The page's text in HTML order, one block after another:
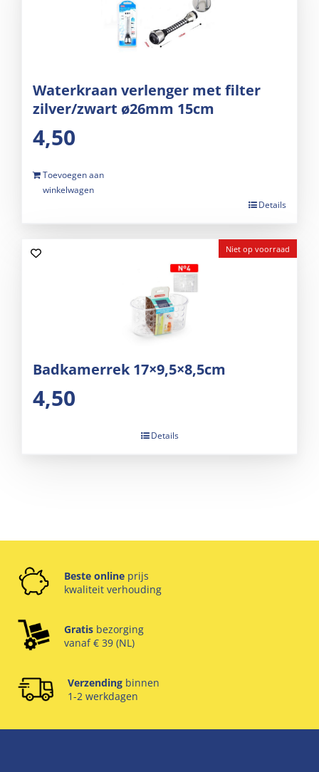
Waterkraan verlenger met filter
zilver/zwart ø26mm 15cm
4,50
Toevoegen aan
winkelwagen
Details
Niet op voorraad
Badkamerrek 17×9,5×8,5cm
4,50
Details
Beste online prijs
kwaliteit verhouding
Gratis bezorging
vanaf € 39 (NL)
Verzending binnen
1-2 werkdagen